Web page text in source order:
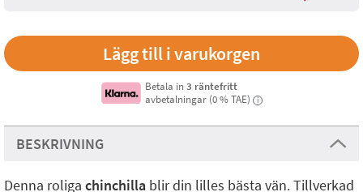
Betala in 3 räntefritt
avbetalningar (0 % TAE)
i
BESKRIVNING
Denna roliga chinchilla blir din lilles bästa vän. Tillverkad